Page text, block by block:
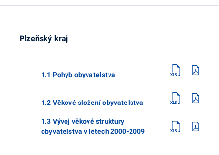
Plzeňský kraj
1.1 Pohyb obyvatelstva
1.2 Věkové složení obyvatelstva
1.3 Vývoj věkové struktury
obyvatelstva v letech 2000-2009